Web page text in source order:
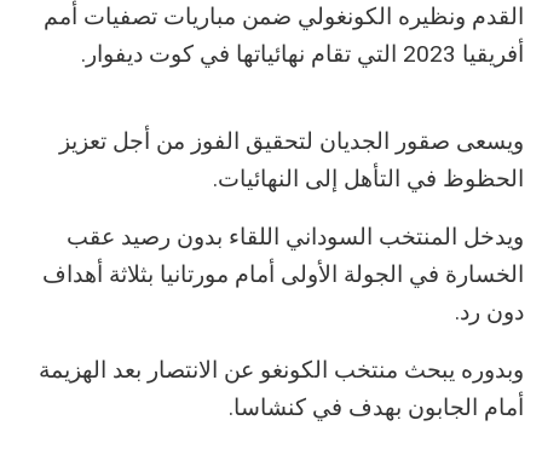
القدم ونظيره الكونغولي ضمن مباريات تصفيات أمم
أفريقيا 2023 التي تقام نهائياتها في كوت ديفوار.
ويسعى صقور الجديان لتحقيق الفوز من أجل تعزيز
الحظوظ في التأهل إلى النهائيات.
ويدخل المنتخب السوداني اللقاء بدون رصيد عقب
الخسارة في الجولة الأولى أمام مورتانيا بثلاثة أهداف
دون رد.
وبدوره يبحث منتخب الكونغو عن الانتصار بعد الهزيمة
أمام الجابون بهدف في كنشاسا.